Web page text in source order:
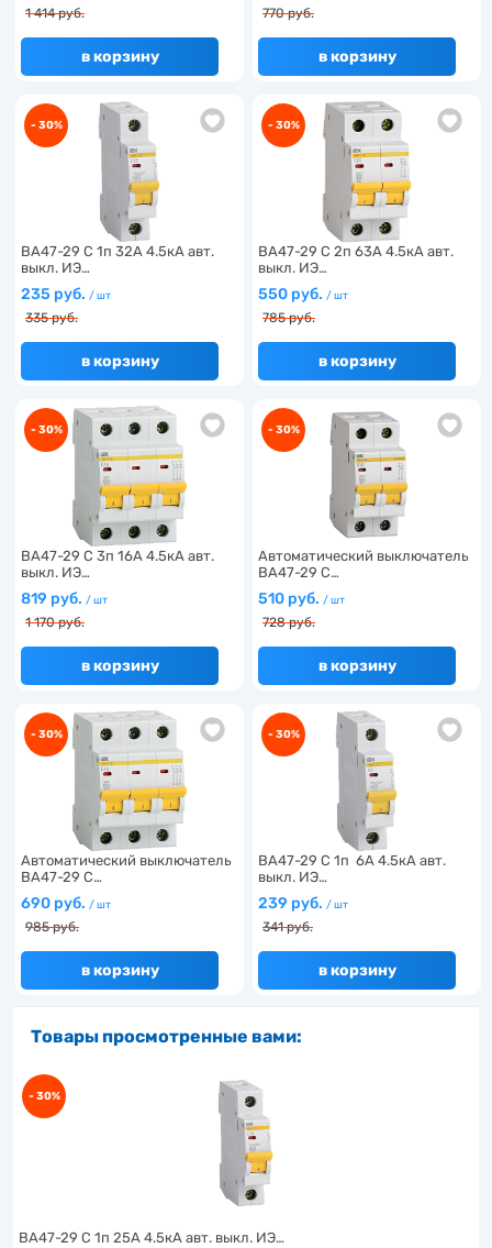
1 414 руб.
в корзину
770 руб.
в корзину
- 30%
ВА47-29 C 1п 32А 4.5кА авт.
выкл. ИЭ…
235 руб. / шт
335 руб.
в корзину
- 30%
ВА47-29 C 2п 63А 4.5кА авт.
выкл. ИЭ…
550 руб. / шт
785 руб.
в корзину
- 30%
ВА47-29 C 3п 16А 4.5кА авт.
выкл. ИЭ…
819 руб. / шт
1 170 руб.
в корзину
- 30%
Автоматический выключатель
ВА47-29 C…
510 руб. / шт
728 руб.
в корзину
- 30%
Автоматический выключатель
ВА47-29 C…
690 руб. / шт
985 руб.
в корзину
- 30%
ВА47-29 C 1п 6А 4.5кА авт.
выкл. ИЭ…
239 руб. / шт
341 руб.
в корзину
Товары просмотренные вами:
- 30%
ВА47-29 C 1п 25А 4.5кА авт. выкл. ИЭ…